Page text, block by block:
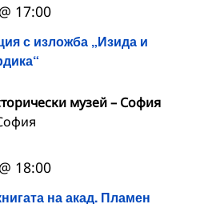
с изложба „Изида и
17:00
музей – София
на акад. Пламен
18:00